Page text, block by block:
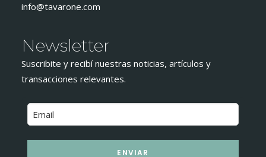
info@tavarone.com
Newsletter
Suscribite y recibí nuestras noticias, artículos y
transacciones relevantes.
ENVIAR